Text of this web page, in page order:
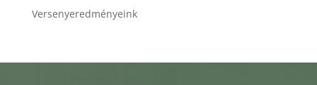
Versenyeredményeink